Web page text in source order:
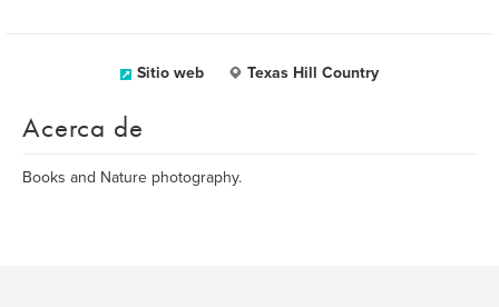
Sitio web Texas Hill Country
Acerca de
Books and Nature photography.